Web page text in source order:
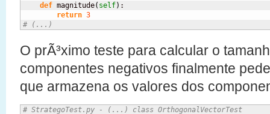
def magnitude( self) :
return 3
# (...)
O prÃ³ximo teste para calcular o
componentes negativos finalmente
que armazena os valores dos
# StrategoTest.py - (...) class OrthogonalVectorTest